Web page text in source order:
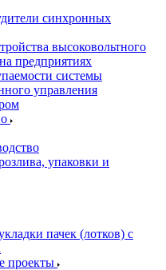
синхронных
высоковольтного
предприятиях
системы
управления
упаковки и
пачек (лотков) с
проекты